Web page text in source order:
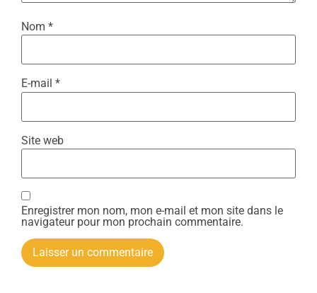
Nom *
E-mail *
Site web
Enregistrer mon nom, mon e-mail et mon site dans le
navigateur pour mon prochain commentaire.